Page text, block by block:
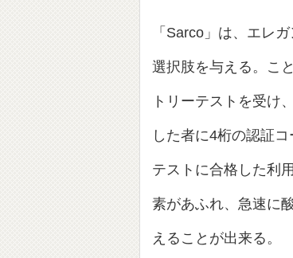
「Sarco」は、エレ
選択肢を与える。こ
トリーテストを受け
した者に4桁の認証コ
テストに合格した利
素があふれ、急速に
えることが出来る。